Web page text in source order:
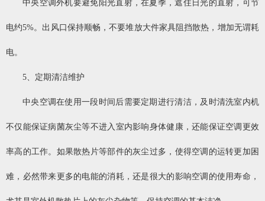
中央空调外机要避免阳光直射，在夏季，遮住日光的直射，可节
电约5%。出风口保持顺畅，不要堆放大件家具阻挡散热，增加无谓耗
电。
5、定期清洁维护
中央空调在使用一段时间后需要定期进行清洁，及时清洗室内机
不仅能保证病菌灰尘等不进入室内影响身体健康，还能保证空调更效
率高的工作。如果散热片等部件的灰尘过多，使得空调的运转更加困
难，必然带来更多的电能的消耗，还是很大的影响空调的使用寿命，